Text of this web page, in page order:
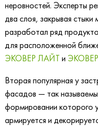
неровностей. Эксперты
два слоя, закрывая
разработал ряд
для расположенной
ЭКОВЕР ЛАЙТ и
Вторая популярная у
фасадов — так
формировании которого
армируется и